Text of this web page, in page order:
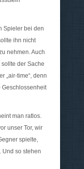
Spieler bei den
ihn nicht
nehmen. Auch
der Sache
„air-time“, denn
Geschlossenheit
man ratlos.
unser Tor, wir
spielte,
Und so stehen